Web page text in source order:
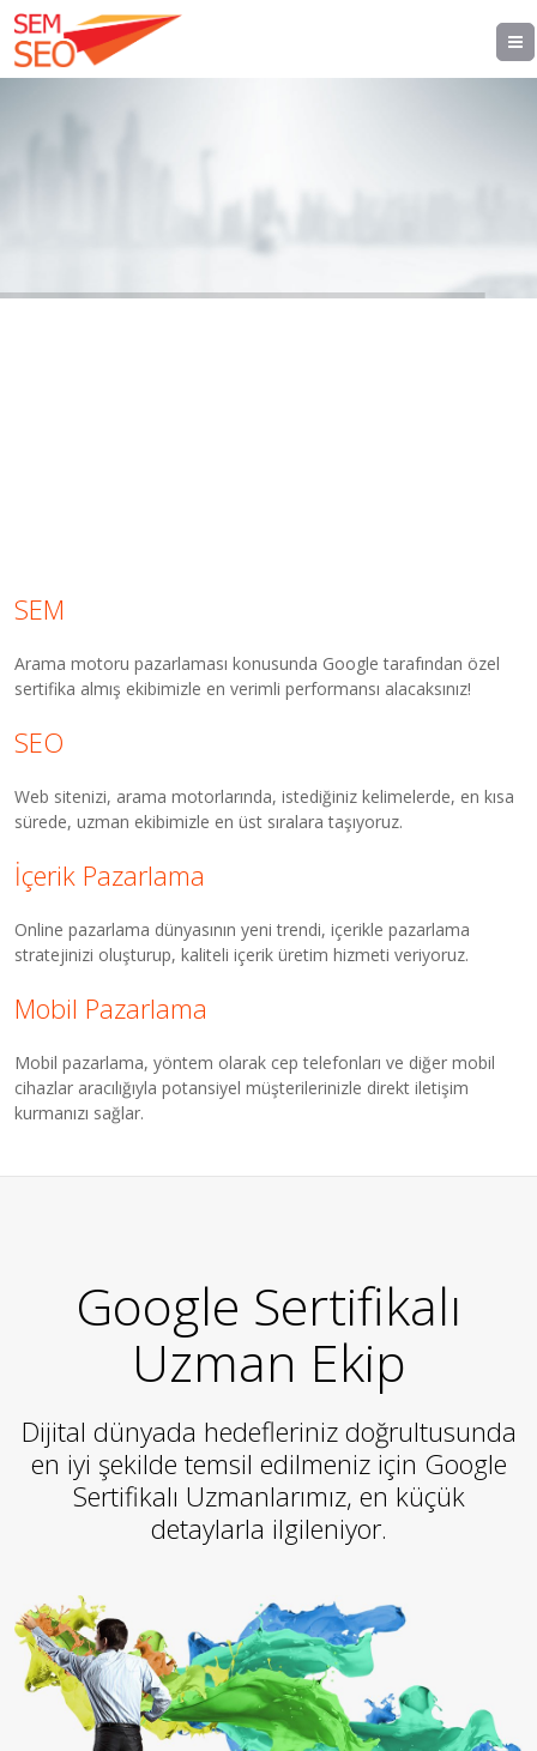
SEM
Arama motoru pazarlaması konusunda Google tarafından özel
sertifika almış ekibimizle en verimli performansı alacaksınız!
SEO
Web sitenizi, arama motorlarında, istediğiniz kelimelerde, en kısa
sürede, uzman ekibimizle en üst sıralara taşıyoruz.
İçerik Pazarlama
Online pazarlama dünyasının yeni trendi, içerikle pazarlama
stratejinizi oluşturup, kaliteli içerik üretim hizmeti veriyoruz.
Mobil Pazarlama
Mobil pazarlama, yöntem olarak cep telefonları ve diğer mobil
cihazlar aracılığıyla potansiyel müşterilerinizle direkt iletişim
kurmanızı sağlar.
Google Sertifikalı
Uzman Ekip
Dijital dünyada hedefleriniz doğrultusunda
en iyi şekilde temsil edilmeniz için Google
Sertifikalı Uzmanlarımız, en küçük
detaylarla ilgileniyor.